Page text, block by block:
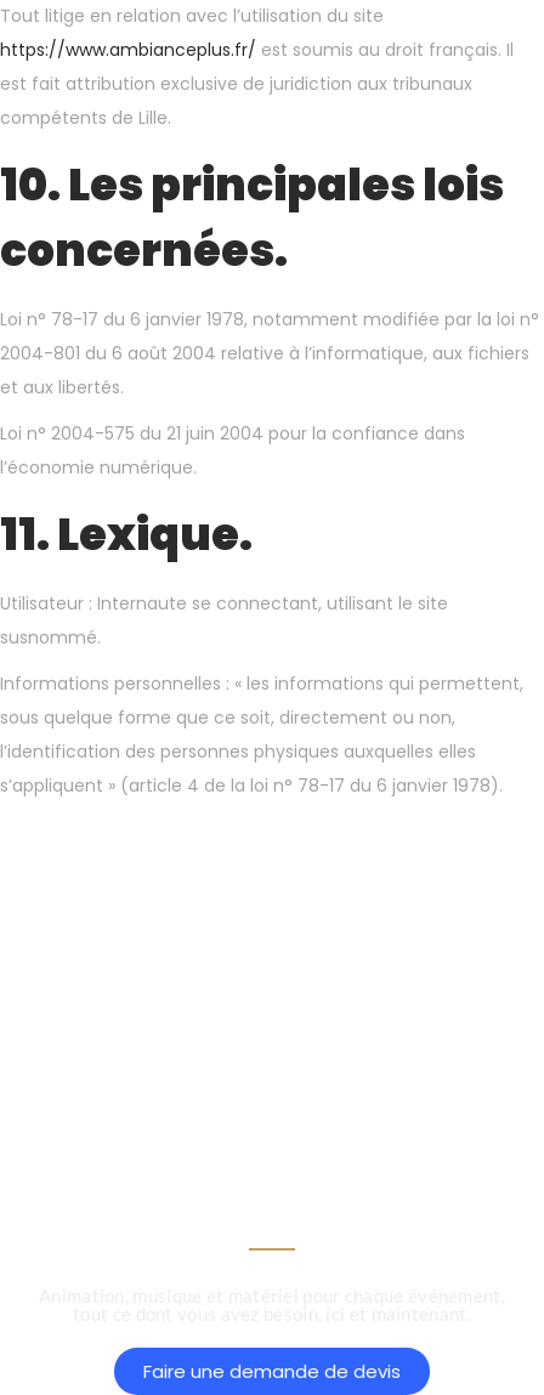
Tout litige en relation avec l’utilisation du site
https://www.ambianceplus.fr/ est soumis au droit français. Il
est fait attribution exclusive de juridiction aux tribunaux
compétents de Lille.
10. Les principales lois
concernées.
Loi n° 78-17 du 6 janvier 1978, notamment modifiée par la loi n°
2004-801 du 6 août 2004 relative à l’informatique, aux fichiers
et aux libertés.
Loi n° 2004-575 du 21 juin 2004 pour la confiance dans
l’économie numérique.
11. Lexique.
Utilisateur : Internaute se connectant, utilisant le site
susnommé.
Informations personnelles : « les informations qui permettent,
sous quelque forme que ce soit, directement ou non,
l’identification des personnes physiques auxquelles elles
s’appliquent » (article 4 de la loi n° 78-17 du 6 janvier 1978).
Faire une demande de devis